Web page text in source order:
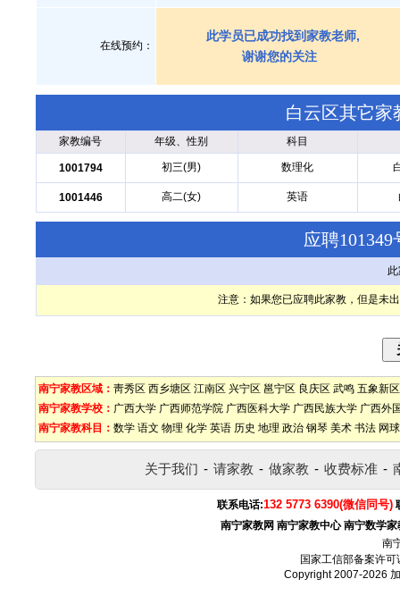
在线预约：
此学员已成功找到家教老师,
谢谢您的关注
白云区其它家
家教编号 年级、性别 科目
1001794 初三(男) 数理化
1001446 高二(女) 英语
应聘
注意：如果您已应聘此家教，但是未
南宁家教区域： 靑秀区 西乡塘区 江南区 兴宁区 邕宁区 良庆区 武鸣 五象新区
南宁家教学校： 广西大学 广西师范学院 广西医科大学 广西民族大学 广西外
南宁家教科目： 数学 语文 物理 化学 英语 历史 地理 政治 钢琴 美术 书法 网球
关于我们 - 请家教 - 做家教 - 收费标准 -
联系电话:132 5773 6390(微信同号)
南宁家教网 南宁家教中心 南宁数学家
南
国家工信部备案许可
Copyright 2007-2026